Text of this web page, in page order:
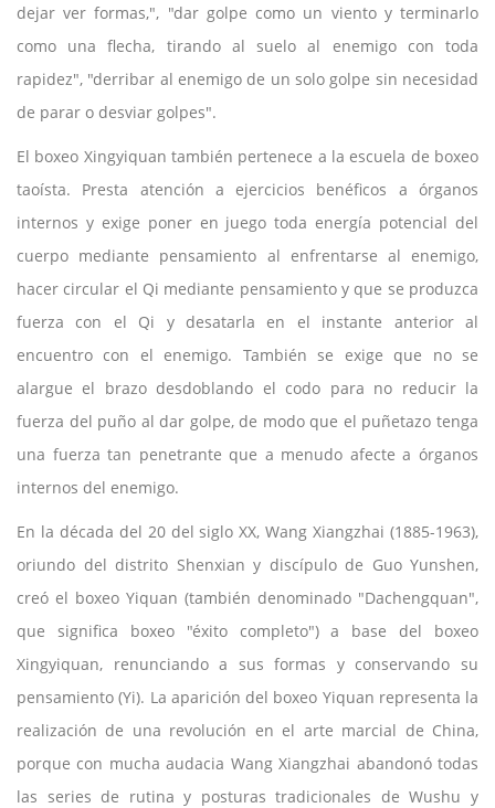
dejar ver formas,", "dar golpe como un viento y terminarlo
como una flecha, tirando al suelo al enemigo con toda
rapidez", "derribar al enemigo de un solo golpe sin necesidad
de parar o desviar golpes".
El boxeo Xingyiquan también pertenece a la escuela de boxeo
taoísta. Presta atención a ejercicios benéficos a órganos
internos y exige poner en juego toda energía potencial del
cuerpo mediante pensamiento al enfrentarse al enemigo,
hacer circular el Qi mediante pensamiento y que se produzca
fuerza con el Qi y desatarla en el instante anterior al
encuentro con el enemigo. También se exige que no se
alargue el brazo desdoblando el codo para no reducir la
fuerza del puño al dar golpe, de modo que el puñetazo tenga
una fuerza tan penetrante que a menudo afecte a órganos
internos del enemigo.
En la década del 20 del siglo XX, Wang Xiangzhai (1885-1963),
oriundo del distrito Shenxian y discípulo de Guo Yunshen,
creó el boxeo Yiquan (también denominado "Dachengquan",
que significa boxeo "éxito completo") a base del boxeo
Xingyiquan, renunciando a sus formas y conservando su
pensamiento (Yi). La aparición del boxeo Yiquan representa la
realización de una revolución en el arte marcial de China,
porque con mucha audacia Wang Xiangzhai abandonó todas
las series de rutina y posturas tradicionales de Wushu y